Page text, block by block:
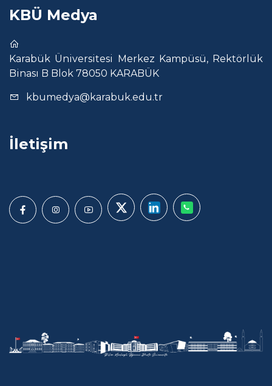
KBÜ Medya
Karabük Üniversitesi Merkez Kampüsü, Rektörlük
Binası B Blok 78050 KARABÜK
kbumedya@karabuk.edu.tr
İletişim